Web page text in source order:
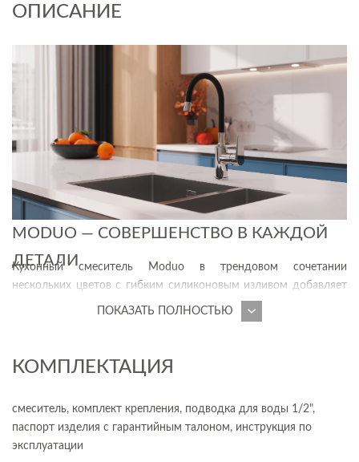
ОПИСАНИЕ
MODUO — СОВЕРШЕНСТВО В КАЖДОЙ
ДЕТАЛИ
Кухонный смеситель Moduo в трендовом сочетании
нескольких цветов с гибким силиконовым изливом добавляет
повседневным делам ощутимый комфорт. Оборудование
идеально подходит для мытья овощей и фруктов, заполнения
силиконовый шланг обеспечивает изливу гибкость и
долговечность. Даже спустя годы форма смесителя
Стильное оборудование с актуальным никель-хромовым
покрытием Cersanit Super Shine красиво благодаря своему
ПОКАЗАТЬ ПОЛНОСТЬЮ
КОМПЛЕКТАЦИЯ
смеситель, комплект крепления, подводка для воды 1/2",
паспорт изделия с гарантийным талоном, инструкция по
эксплуатации